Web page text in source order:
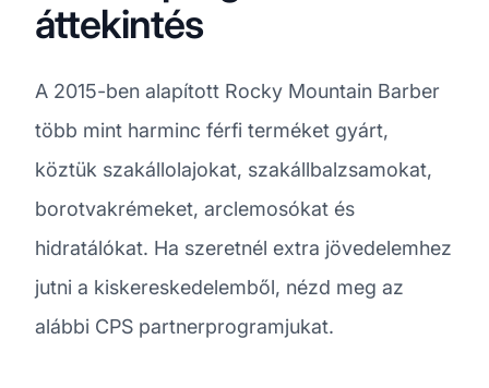
áttekintés
A 2015-ben alapított Rocky Mountain Barber
több mint harminc férfi terméket gyárt,
köztük szakállolajokat, szakállbalzsamokat,
borotvakrémeket, arclemosókat és
hidratálókat. Ha szeretnél extra jövedelemhez
jutni a kiskereskedelemből, nézd meg az
alábbi CPS partnerprogramjukat.